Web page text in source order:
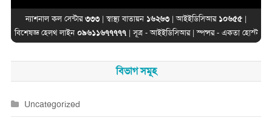
ন্যাশনাল কল সেন্টার৩৩৩ | স্বাস্থ্য বাতায়ন ১৬২৬৩ | আইইডিসিআর ১০৬৫৫|
বিশেষজ্ঞ হেলথ লাইন ০৯৬১১৬৭৭৭৭৭| সূত্র -আইইডিসিআর| স্পন্সর - একতা হোস্ট
বিভাগ সমূহ
Uncategorized